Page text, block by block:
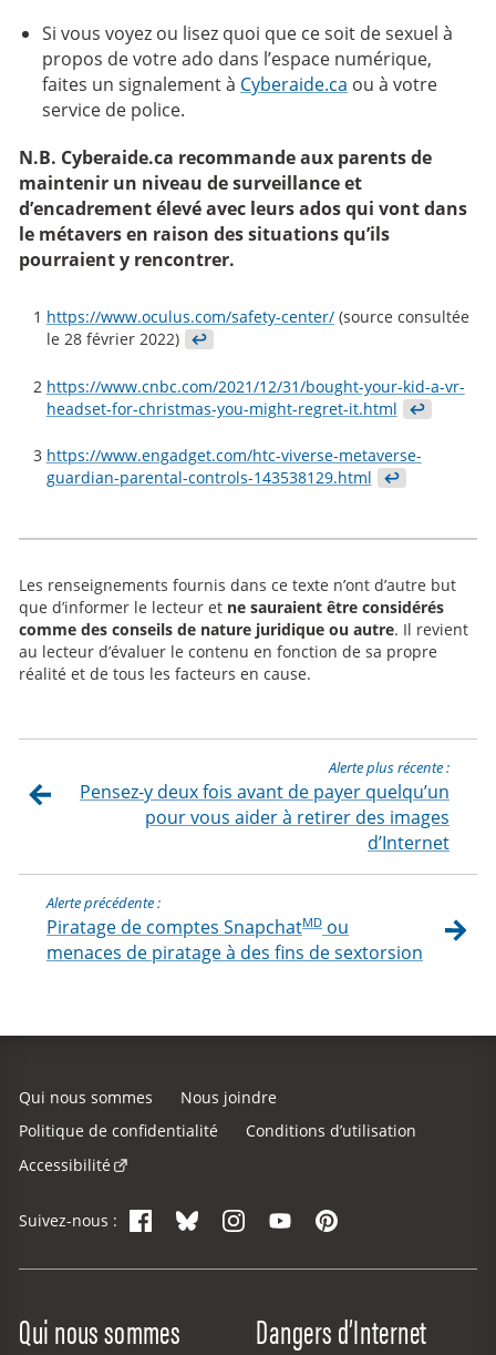
Si vous voyez ou lisez quoi que ce soit de sexuel à
propos de votre ado dans l’espace numérique,
faites un signalement à Cyberaide.ca ou à votre
service de police.
N.B. Cyberaide.ca recommande aux parents de
maintenir un niveau de surveillance et
d’encadrement élevé avec leurs ados qui vont dans
le métavers en raison des situations qu’ils
pourraient y rencontrer.
1 https://www.oculus.com/safety-center/(source consultée
le 28 février 2022)
↩
2 https://www.cnbc.com/2021/12/31/bought-your-kid-a-vr-
headset-for-christmas-you-might-regret-it.html
↩
3 https://www.engadget.com/htc-viverse-metaverse-
guardian-parental-controls-143538129.html
↩
Les renseignements fournis dans ce texte n’ont d’autre but
que d’informer le lecteur et ne sauraient être considérés
comme des conseils de nature juridique ou autre. Il revient
au lecteur d’évaluer le contenu en fonction de sa propre
réalité et de tous les facteurs en cause.
Alerte plus récente :
Pensez-y deux fois avant de payer quelqu’un
pour vous aider à retirer des images
d’Internet
Alerte précédente :
Piratage de comptes SnapchatMDou
menaces de piratage à des fins de sextorsion
Qui nous sommes
Nous joindre
Politique de confidentialité
Conditions d’utilisation
Accessibilité
Suivez-nous : FacebookBlueskyInstagram
YouTubePinterest
Qui nous sommes Dangers d’Internet